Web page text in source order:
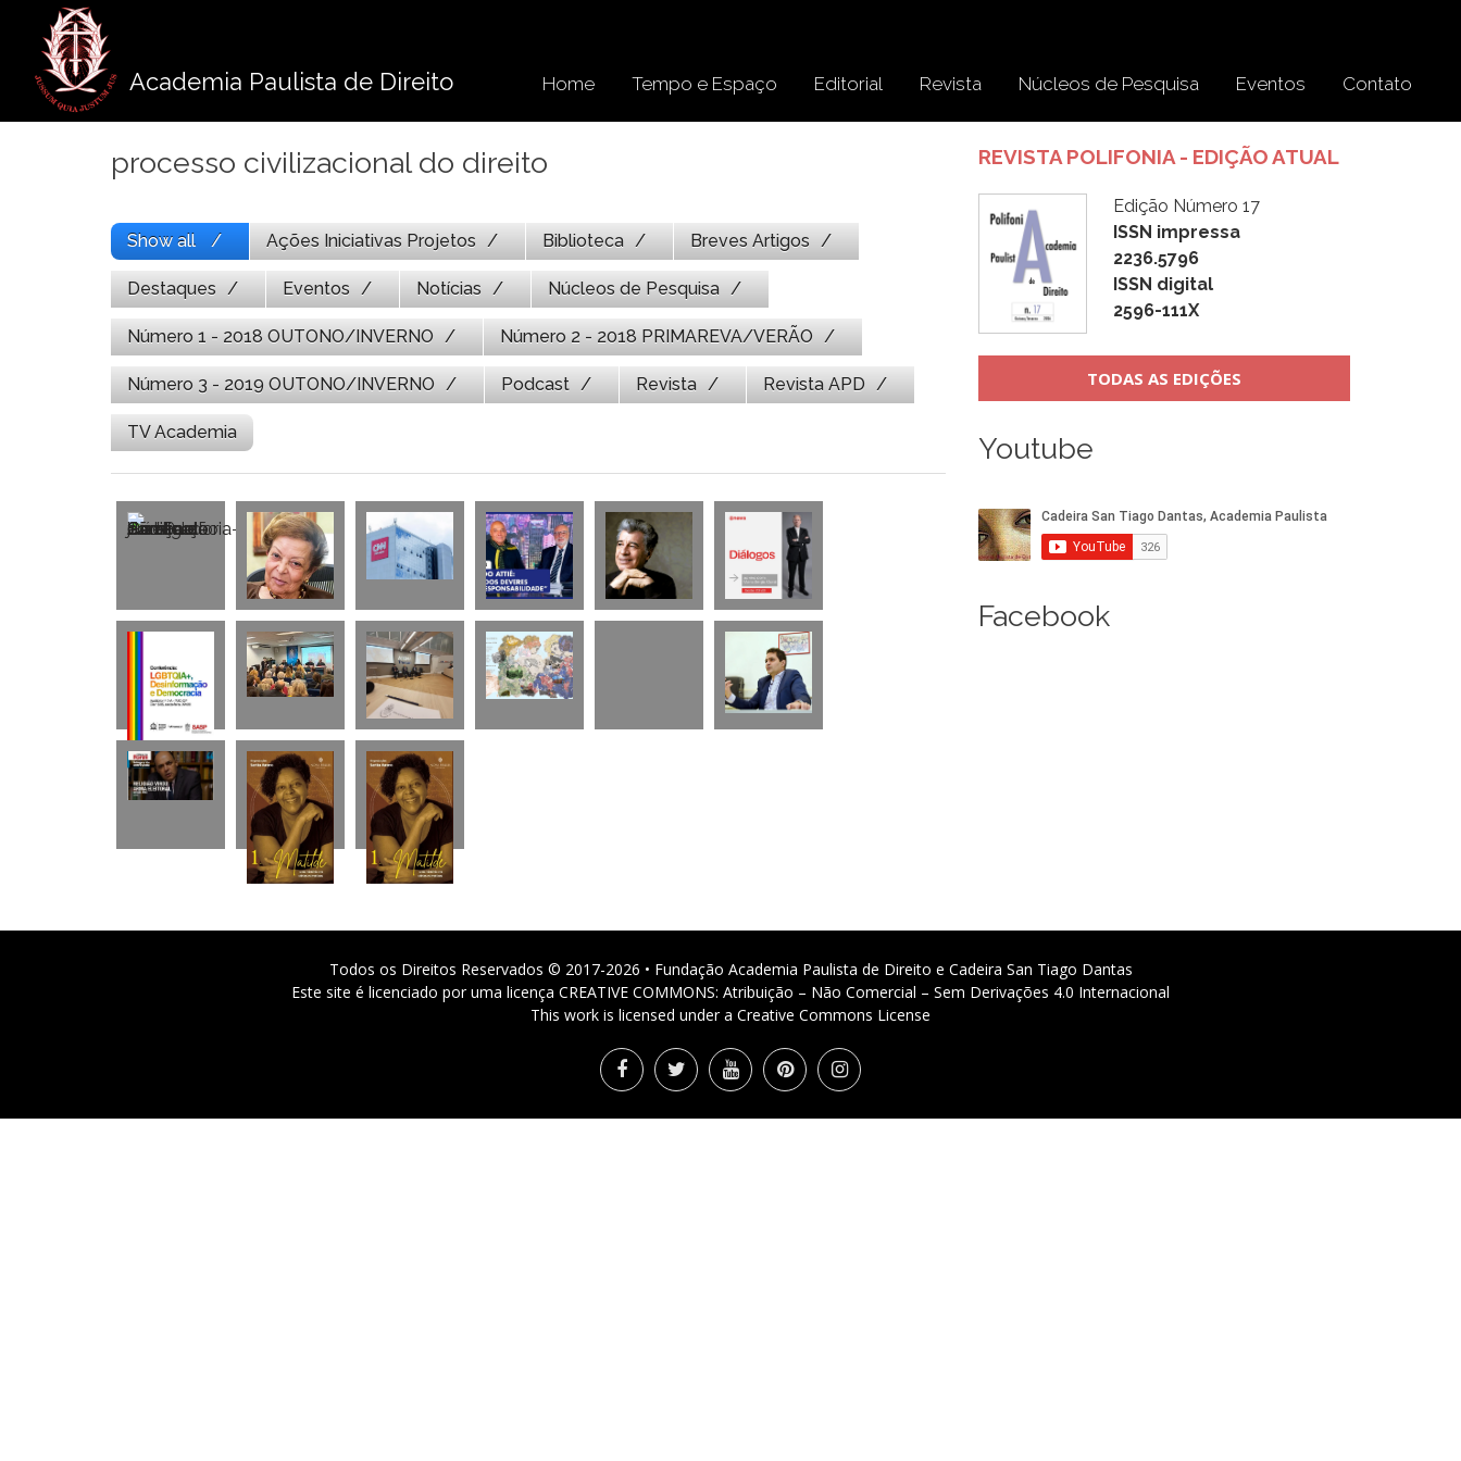
conteúdo
Academia Paulista de Direito Home Tempo e Espaço Editorial Revista Núcleos de Pesquisa Eventos Contato
processo civilizacional do direito
Show all Ações Iniciativas Projetos Biblioteca Breves Artigos
Destaques Eventos Notícias Núcleos de Pesquisa
Número 1 - 2018 OUTONO/INVERNO Número 2 - 2018 PRIMAREVA/VERÃO
Número 3 - 2019 OUTONO/INVERNO Podcast Revista Revista APD
TV Academia
REVISTA POLIFONIA - EDIÇÃO ATUAL
Edição Número 17
ISSN impressa
2236.5796
ISSN digital
2596-111X
TODAS AS EDIÇÕES
Youtube
Facebook
Todos os Direitos Reservados © 2017-2026 • Fundação Academia Paulista de Direito e Cadeira San Tiago Dantas
Este site é licenciado por uma licença CREATIVE COMMONS: Atribuição – Não Comercial – Sem Derivações 4.0 Internacional
This work is licensed under a Creative Commons License